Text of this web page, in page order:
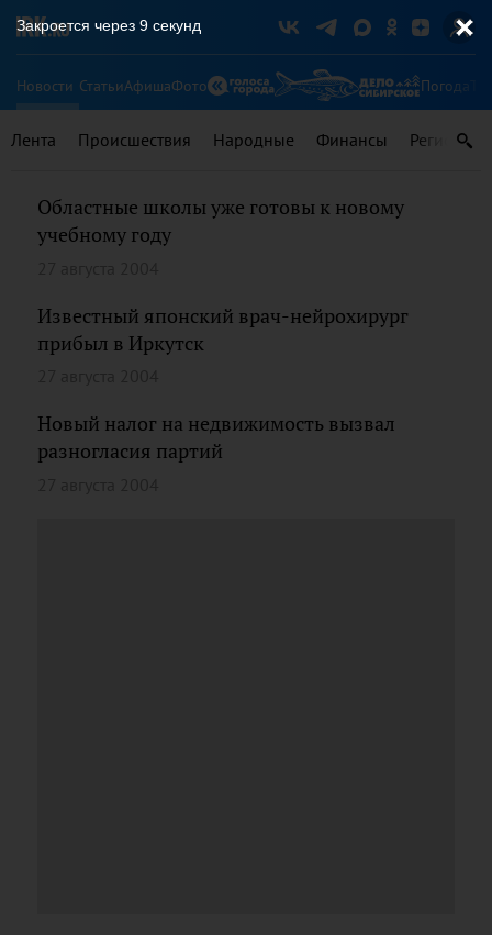
Новости СтатьиАфишаФото Погода
Лента Происшествия Народные Финансы Регионы
Областные школы уже готовы к новому
учебному году
Известный японский врач-нейрохирург
прибыл в Иркутск
Новый налог на недвижимость вызвал
разногласия партий
Закроется через 9 секунд